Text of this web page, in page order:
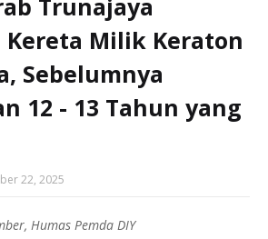
Trunajaya
Milik Keraton
Sebelumnya
12 - 13 Tahun yang
22, 2025
Humas Pemda DIY